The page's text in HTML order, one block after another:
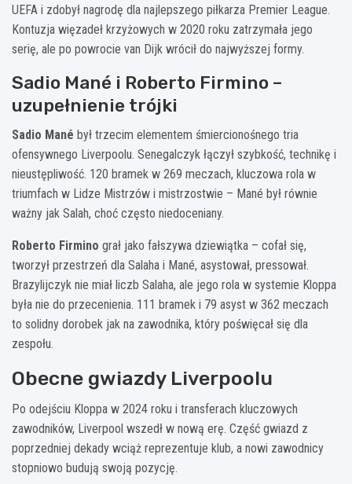
UEFA i zdobył nagrodę dla najlepszego piłkarza Premier League.
Kontuzja więzadeł krzyżowych w 2020 roku zatrzymała jego
serię, ale po powrocie van Dijk wrócił do najwyższej formy.
Sadio Mané i Roberto Firmino –
uzupełnienie trójki
Sadio Mané był trzecim elementem śmiercionośnego tria
ofensywnego Liverpoolu. Senegalczyk łączył szybkość, technikę i
nieustępliwość. 120 bramek w 269 meczach, kluczowa rola w
triumfach w Lidze Mistrzów i mistrzostwie – Mané był równie
ważny jak Salah, choć często niedoceniany.
Roberto Firmino grał jako fałszywa dziewiątka – cofał się,
tworzył przestrzeń dla Salaha i Mané, asystował, pressował.
Brazylijczyk nie miał liczb Salaha, ale jego rola w systemie Kloppa
była nie do przecenienia. 111 bramek i 79 asyst w 362 meczach
to solidny dorobek jak na zawodnika, który poświęcał się dla
zespołu.
Obecne gwiazdy Liverpoolu
Po odejściu Kloppa w 2024 roku i transferach kluczowych
zawodników, Liverpool wszedł w nową erę. Część gwiazd z
poprzedniej dekady wciąż reprezentuje klub, a nowi zawodnicy
stopniowo budują swoją pozycję.